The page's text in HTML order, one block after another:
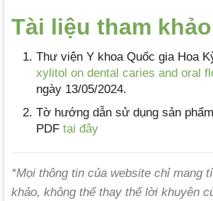
Tài liệu tham khảo
Thư viện Y khoa Quốc gia Hoa
xylitol on dental caries and oral
ngày 13/05/2024.
Tờ hướng dẫn sử dụng sản
PDF tại đây
*Mọi thông tin của website chỉ mang
khảo, không thể thay thế lời khuyên